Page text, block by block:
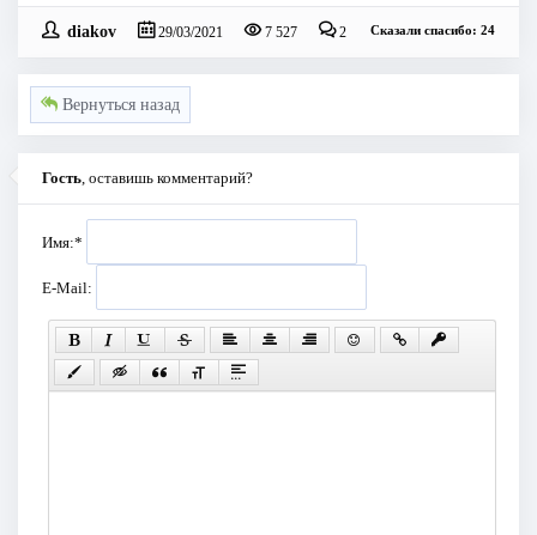
diakov 29/03/2021 7 527 2 Сказали спасибо: 24
Вернуться назад
Гость , оставишь комментарий?
Имя:*
E-Mail: